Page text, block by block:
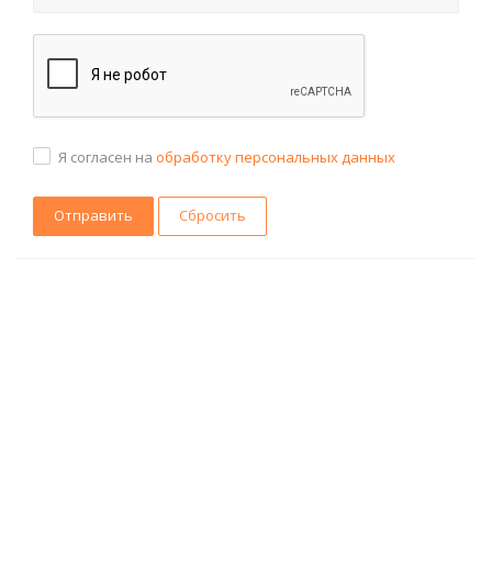
Я согласен на обработку персональных данных
Сбросить